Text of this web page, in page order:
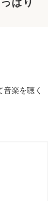
楽を聴く